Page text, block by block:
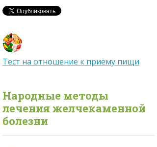
Тест на отношение к приёму пищи
Народные методы
лечения желчекаменной
болезни